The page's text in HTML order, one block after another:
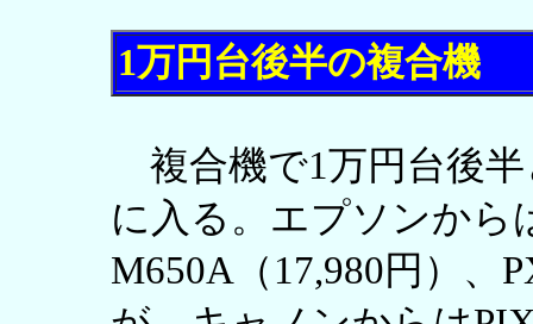
1万円台後半の複合機
複合機で1万円台後
に入る。エプソンから
M650A（17,980円）、